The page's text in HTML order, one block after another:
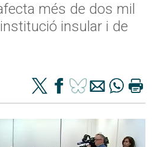
més de dos mil
insular i de